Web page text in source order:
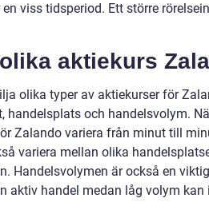
viss tidsperiod. Ett större
aktiekurs
olika typer av aktiekurser för
handelsplats och handelsvolym.
Zalando variera från minut till
variera mellan olika
Handelsvolymen är också en
aktiv handel medan låg volym kan